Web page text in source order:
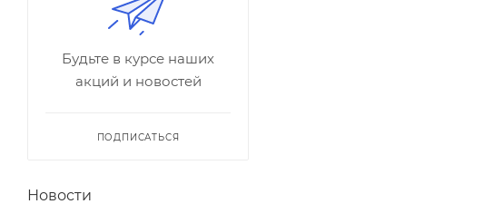
Будьте в курсе наших
акций и новостей
ПОДПИСАТЬСЯ
Новости